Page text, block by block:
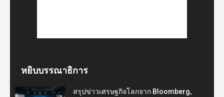
หยิบบรรณาธิการ
สรุปข่าวเศรษฐกิจโลกจาก Bloomberg,